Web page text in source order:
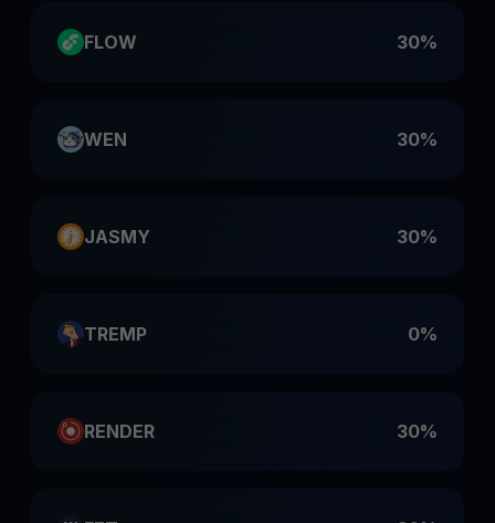
FLOW 30%
WEN 30%
JASMY 30%
TREMP 0%
RENDER 30%